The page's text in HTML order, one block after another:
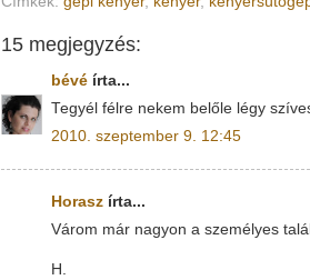
15 megjegyzés:
bévé írta...
Tegyél félre nekem belőle légy
2010. szeptember 9. 12:45
Horasz írta...
Várom már nagyon a személyes
H.